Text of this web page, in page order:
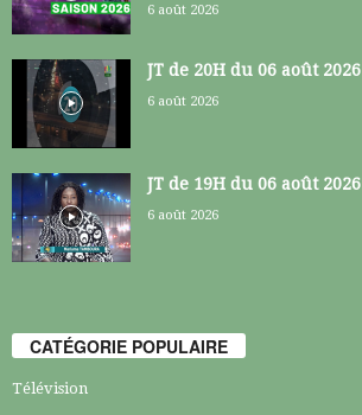
6 août 2026
JT de 20H du 06 août 2026
6 août 2026
JT de 19H du 06 août 2026
6 août 2026
CATÉGORIE POPULAIRE
Télévision